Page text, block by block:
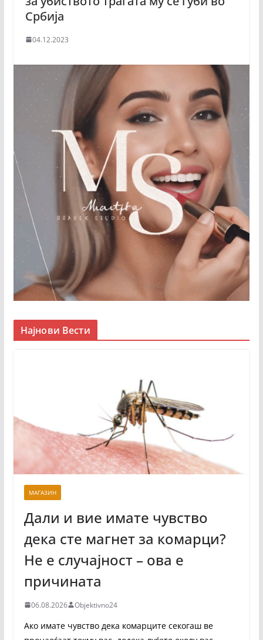
Србија
04.12.2023
Најнови Вести
МАГАЗИН
Дали и вие имате чувство
дека сте магнет за комарци?
Не е случајност – ова е
причината
06.08.2026 Objektivno24
Ако имате чувство дека комарците секогаш ве